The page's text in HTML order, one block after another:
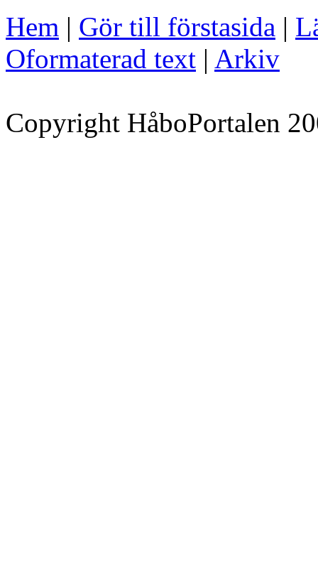
Hem | Gör till förstasida |
Oformaterad text | Arkiv
Copyright HåboPortalen